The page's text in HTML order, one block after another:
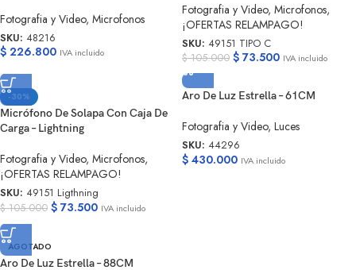
Fotografia y Video, Microfonos
SKU: 48216
$ 226.800 IVA incluido
Fotografia y Video, Microfonos,
¡OFERTAS RELAMPAGO!
SKU: 49151 TIPO C
$105.000 $ 73.500 IVA incluido
-30%
Micrófono De Solapa Con Caja De
Carga – Lightning
Fotografia y Video, Microfonos,
¡OFERTAS RELAMPAGO!
SKU: 49151 Ligthning
$105.000 $ 73.500 IVA incluido
Aro De Luz Estrella – 61CM
Fotografia y Video, Luces
SKU: 44296
$ 430.000 IVA incluido
AGOTADO
Aro De Luz Estrella – 88CM